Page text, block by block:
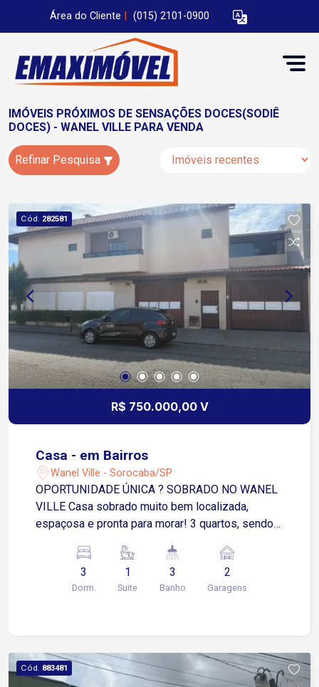
Área do Cliente (015) 2101-0900
IMÓVEIS PRÓXIMOS DE SENSAÇÕES DOCES(SODIÊ
DOCES) - WANEL VILLE PARA VENDA
Refinar Pesquisa
Cód. 282581
R$ 750.000,00 V
Casa - em Bairros
Wanel Ville - Sorocaba/SP
OPORTUNIDADE ÚNICA ? SOBRADO NO WANEL
VILLE Casa sobrado muito bem localizada,
espaçosa e pronta para morar! 3 quartos, sendo 1
condicionado em 2 quartos + sala de estar Sala
de estar e sala de jantar integradas Cozinha com
despensa Lavanderia Terraço incrível com
futuros negócios ou renda extra Casa completa,
ideal para quem busca conforto, lazer e
3
Dorm.
1
Suite
3
Banho
2
Garagens
Cód. 883481